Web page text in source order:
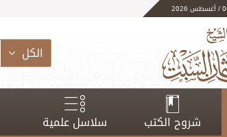
الكل
شروح الكتب سلاسل علمية